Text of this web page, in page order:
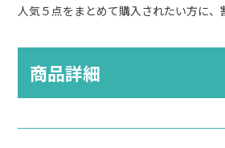
人気５点をまとめて購入されたい方に、
商品詳細